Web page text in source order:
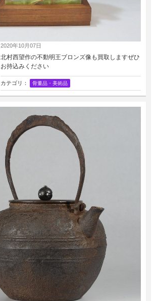
2020年10月07日
北村西望作の不動明王ブロンズ像も買取しますぜひ
お持込みください
カテゴリ： 骨董品・美術品